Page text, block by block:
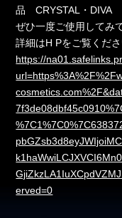
品 CRYSTAL・DIVA
ぜひ一度ご使用してみ
詳細はH Pをご覧くだ
https://
erved=0